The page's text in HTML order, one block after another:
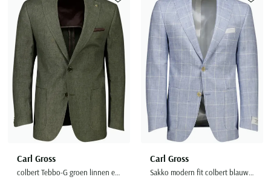
Carl Gross
colbert Tebbo-G groen linnen effen
Toevoegen aan favorieten
Carl Gross
Sakko modern fit colbert blauw geruit linnen